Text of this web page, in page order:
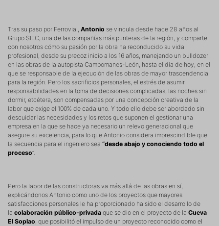
Tras su paso por Ferrovial, Antonio se vincula desde hace 28 años al
Grupo SIEC, una de las compañías más punteras de la región, y comparte
con nosotros cómo su pasión por la obra ha reconducido su vida
profesional, desde su precoz inicio a los 16 años, manejando un bulldozer
en las obras de la autopista Campomanes-León, hasta el día de hoy, en el
que se responsable de la ejecución de las obras de mayor trascendencia
para la región. Pero los sacrificios personales, el estrés de asumir
responsabilidades en la toma de decisiones complicadas, las noches sin
dormir, etcétera, son compensadas por una concepción creativa de la
labor que exige el 100% de cada uno. Y todo ello debe ser abordado sin
descuidar las necesidades y los retos que suponen el gestionar una
empresa en la que se hace ya necesario un relevo generacional que
asegure su excelencia, para lo que Antonio considera imprescindible que
la secuencia para el ingeniero sea “desde abajo y conociendo todo el
proceso”.
Pero la labor de las constructoras va más allá de las obras en sí,
explicándonos Antonio como uno de los proyectos que mayores
satisfacciones personales le ha proporcionado ha sido el desarrollo de
la colaboración público-privada que se dio en el proyecto de la Cueva
El Soplao, que posibilitó el impulso de un proyecto reconocido como el